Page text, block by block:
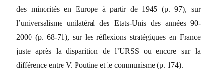
des minorités en Europe à partir de 1945 (p. 97), sur
l’universalisme unilatéral des Etats-Unis des années 90-
2000 (p. 68-71), sur les réflexions stratégiques en France
juste après la disparition de l’URSS ou encore sur la
différence entre V. Poutine et le communisme (p. 174).